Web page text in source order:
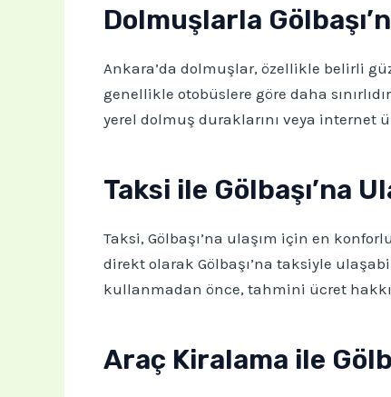
Dolmuşlarla
Ankara’da dolmuşlar, özellikle belirli
genellikle otobüslere göre daha
yerel dolmuş duraklarını veya internet
Taksi ile Gölbaşı’na
Taksi, Gölbaşı’na ulaşım için en
direkt olarak Gölbaşı’na taksiyle
kullanmadan önce, tahmini ücret
Araç Kiralama ile